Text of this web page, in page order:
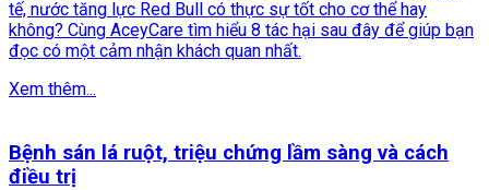
tế, nước tăng lực Red Bull có thực sự tốt cho cơ thể hay
không? Cùng AceyCare tìm hiểu 8 tác hại sau đây để giúp bạn
đọc có một cảm nhận khách quan nhất.
Xem thêm...
Bệnh sán lá ruột, triệu chứng lầm sàng và cách
điều trị